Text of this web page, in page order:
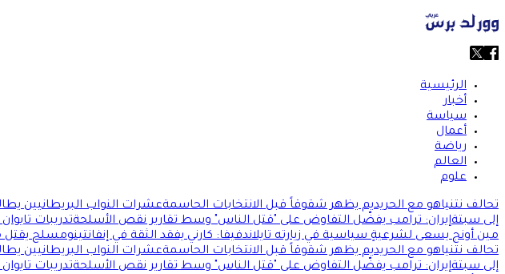
الرئيسية
أخبار
سياسة
أعمال
رياضة
العالم
علوم
تحالف نتنياهو مع الحريديم يظهر شقوقاً قبل الانتخابات الحاسمةعشرات النواب البريطانيين
إلى سبتةإيران: ترامب يفضّل التفاوض على "قتل الناس" وسط تقارير نقص الأسلحةتدريبات
مين أونج يسعى لشرعيةٍ سياسية في زيارته تايلاندفيفا: كارني يفقد الثقة في إنفانتينومسلح يقتل
تحالف نتنياهو مع الحريديم يظهر شقوقاً قبل الانتخابات الحاسمةعشرات النواب البريطانيين
إلى سبتةإيران: ترامب يفضّل التفاوض على "قتل الناس" وسط تقارير نقص الأسلحةتدريبات